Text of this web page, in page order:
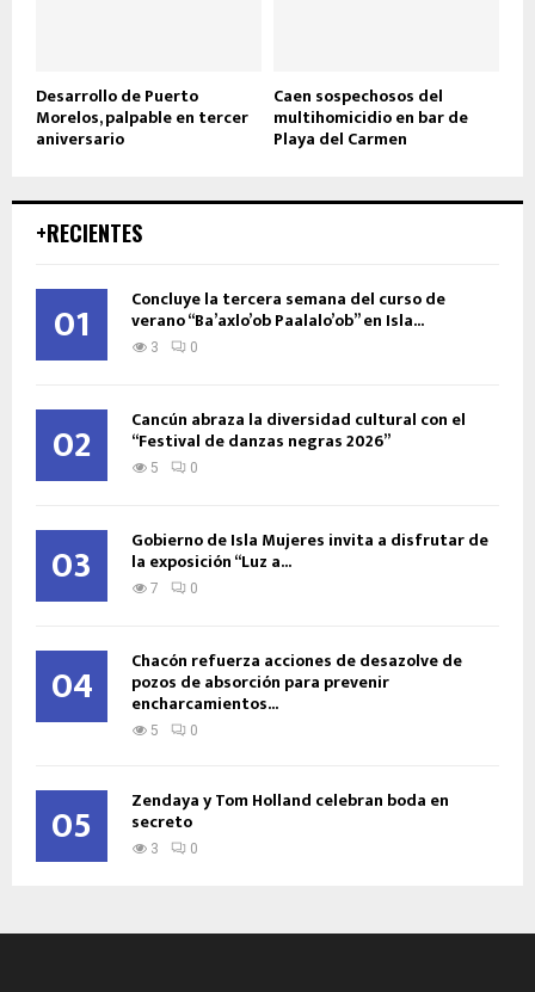
Desarrollo de Puerto
Morelos, palpable en tercer
aniversario
Caen sospechosos del
multihomicidio en bar de
Playa del Carmen
+RECIENTES
01 Concluye la tercera semana del curso de
verano “Ba’axlo’ob Paalalo’ob” en Isla...
3 0
02 Cancún abraza la diversidad cultural con el
“Festival de danzas negras 2026”
5 0
03 Gobierno de Isla Mujeres invita a disfrutar de
la exposición “Luz a...
7 0
04 Chacón refuerza acciones de desazolve de
pozos de absorción para prevenir
encharcamientos...
5 0
05 Zendaya y Tom Holland celebran boda en
secreto
3 0